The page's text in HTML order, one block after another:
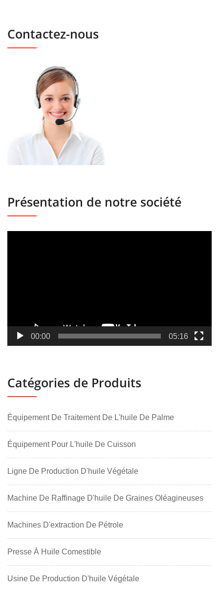
Contactez-nous
Présentation de notre société
00:00 05:16
Catégories de Produits
Équipement De Traitement De L'huile De Palme
Équipement Pour L'huile De Cuisson
Ligne De Production D'huile Végétale
Machine De Raffinage D'huile De Graines Oléagineuses
Machines D'extraction De Pétrole
Presse À Huile Comestible
Usine De Production D'huile Végétale